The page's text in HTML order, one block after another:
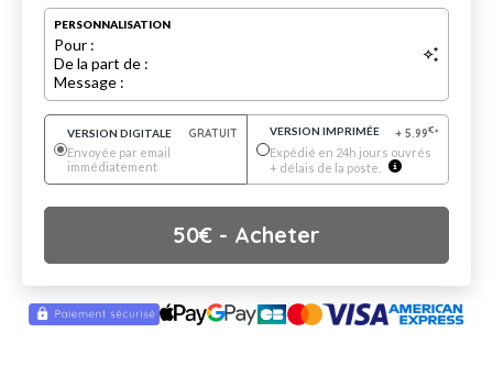
PERSONNALISATION
Pour :
De la part de :
Message :
VERSION DIGITALE
GRATUIT
Envoyée par email
immédiatement
VERSION IMPRIMÉE + 5.99€*
Expédié en 24h jours ouvrés
+ délais de la poste.
50€ - Acheter